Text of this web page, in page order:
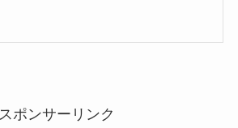
スポンサーリンク